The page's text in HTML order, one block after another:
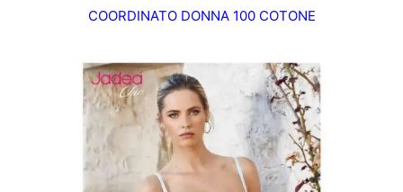
COORDINATO DONNA 100 COTONE